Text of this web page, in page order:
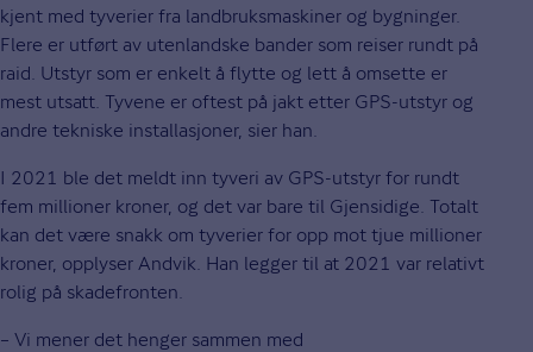
kjent med tyverier fra landbruksmaskiner og bygninger.
Flere er utført av utenlandske bander som reiser rundt på
raid. Utstyr som er enkelt å flytte og lett å omsette er
mest utsatt. Tyvene er oftest på jakt etter GPS-utstyr og
andre tekniske installasjoner, sier han.
I 2021 ble det meldt inn tyveri av GPS-utstyr for rundt
fem millioner kroner, og det var bare til Gjensidige. Totalt
kan det være snakk om tyverier for opp mot tjue millioner
kroner, opplyser Andvik. Han legger til at 2021 var relativt
rolig på skadefronten.
– Vi mener det henger sammen med